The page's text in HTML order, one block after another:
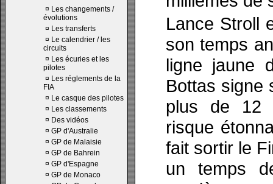
¤ Les changements /
évolutions
¤ Les transferts
¤ Le calendrier / les
circuits
¤ Les écuries et les
pilotes
¤ Les réglements de la
FIA
¤ Le casque des pilotes
¤ Les classements
¤ Des vidéos
¤ GP d'Australie
¤ GP de Malaisie
¤ GP de Bahrein
¤ GP d'Espagne
¤ GP de Monaco
Lance Stroll
son temps
ligne jaune
Bottas signe
plus de 12
risque
fait sortir le
un temps